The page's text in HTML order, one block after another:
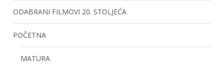
ODABRANI FILMOVI 20. STOLJEĆA
POČETNA
MATURA